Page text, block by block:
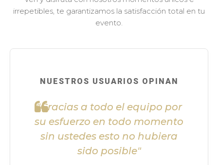
irrepetibles, te garantizamos la satisfacción total en tu
evento.
NUESTROS USUARIOS OPINAN
"Gracias a todo el equipo por
su esfuerzo en todo momento
sin ustedes esto no hubiera
sido posible"